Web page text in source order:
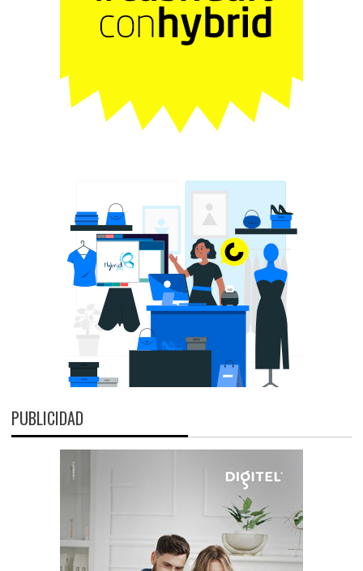
PUBLICIDAD